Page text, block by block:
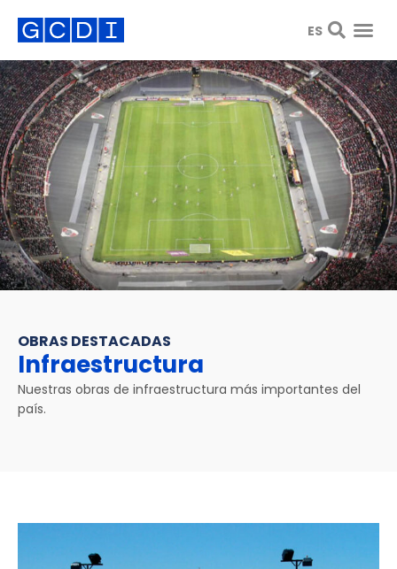
ES
OBRAS DESTACADAS
Infraestructura
Nuestras obras de infraestructura más importantes del
país.